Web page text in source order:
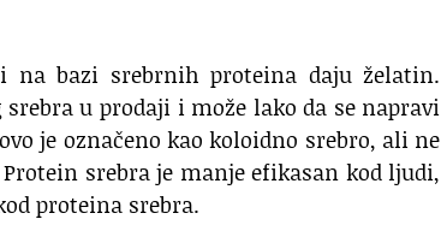
na bazi srebrnih proteina daju želatin.
u prodaji i može lako da se napravi
je označeno kao koloidno srebro, ali ne
srebra je manje efikasan kod ljudi,
proteina srebra.